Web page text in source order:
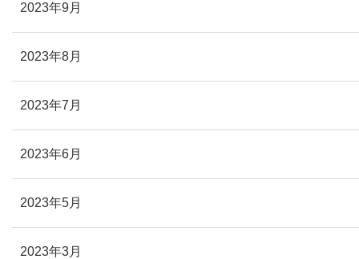
2023年9月
2023年8月
2023年7月
2023年6月
2023年5月
2023年3月